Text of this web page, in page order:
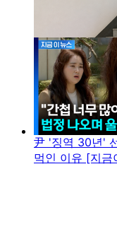
尹 '징역 30년'
먹인 이유 [지금